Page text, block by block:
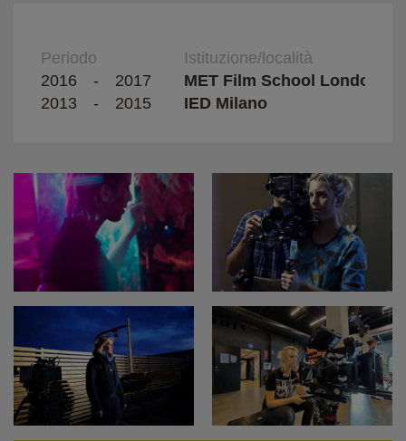
Periodo
Istituzione/località
2016
- 2017
MET Film School London
2013
- 2015 IED Milano